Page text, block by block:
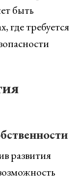
быть
где требуется
развития